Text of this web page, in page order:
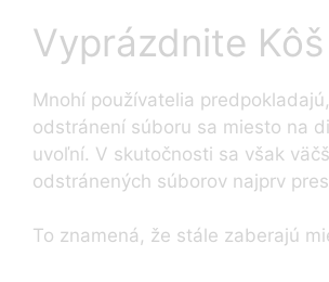
Vyprázdnite Kôš
Mnohí používatelia
odstránení súboru sa miesto na
uvoľní. V skutočnosti sa však
odstránených súborov najprv
To znamená, že stále zaberajú